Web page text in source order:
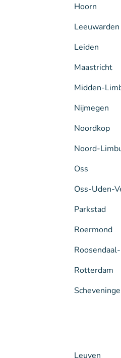
Hoorn
Leeuwarden
Leiden
Maastricht
Midden-
Nijmegen
Noordkop
Noord-
Oss
Oss-Uden-
Parkstad
Roermond
Rotterdam
Leuven